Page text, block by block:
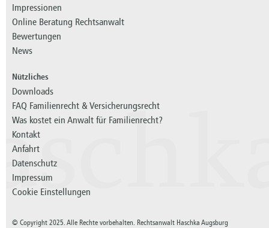
Impressionen
Online Beratung Rechtsanwalt
Bewertungen
News
Nützliches
Downloads
FAQ Familienrecht & Versicherungsrecht
Was kostet ein Anwalt für Familienrecht?
Kontakt
Anfahrt
Datenschutz
Impressum
Cookie Einstellungen
© Copyright 2025. Alle Rechte vorbehalten. Rechtsanwalt Haschka Augsburg